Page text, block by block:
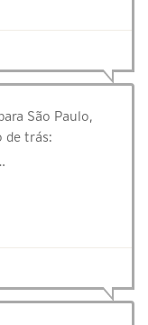
São Paulo,
de trás: